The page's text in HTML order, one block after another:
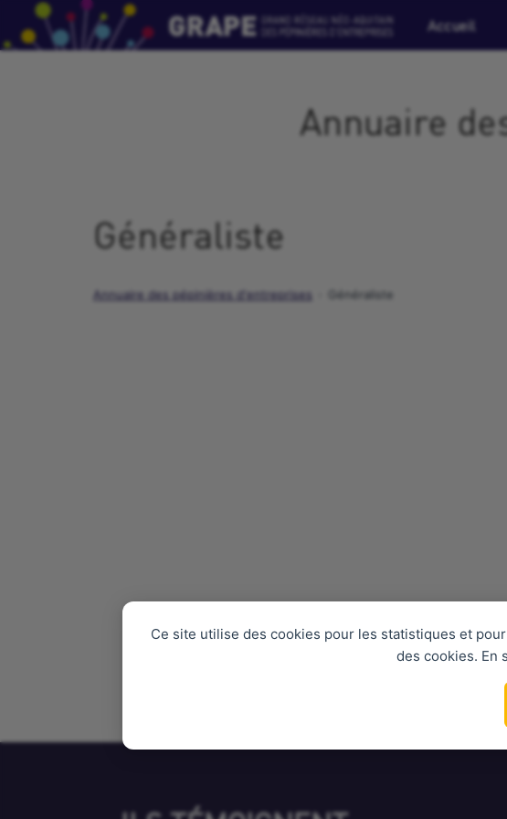
Ce site utilise des cookies pour les statistiques et
des cookies. En
Accueil
Annuaire
Généraliste
Annuaire des pépinières d'entreprises Généraliste